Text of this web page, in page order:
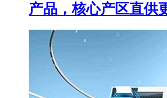
产品，核心产区直供